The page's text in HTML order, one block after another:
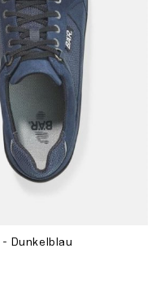
- Dunkelblau